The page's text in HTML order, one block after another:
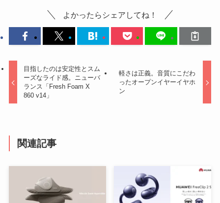
よかったらシェアしてね！
目指したのは安定性とスム
ーズなライド感。ニューバ
ランス「Fresh Foam X
860 v14」
軽さは正義。音質にこだわ
ったオープンイヤーイヤホ
ン
関連記事